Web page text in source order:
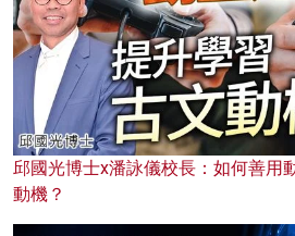
邱國光博士x潘詠儀校長：如何善用
動機？